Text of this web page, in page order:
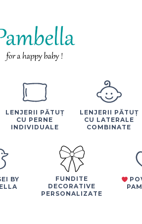
LENJERII PĂTUȚ
CU PERNE
INDIVIDUALE
LENJERII PĂTUȚ
CU LATERALE
COMBINATE
BY
FUNDITE
DECORATIVE
PERSONALIZATE